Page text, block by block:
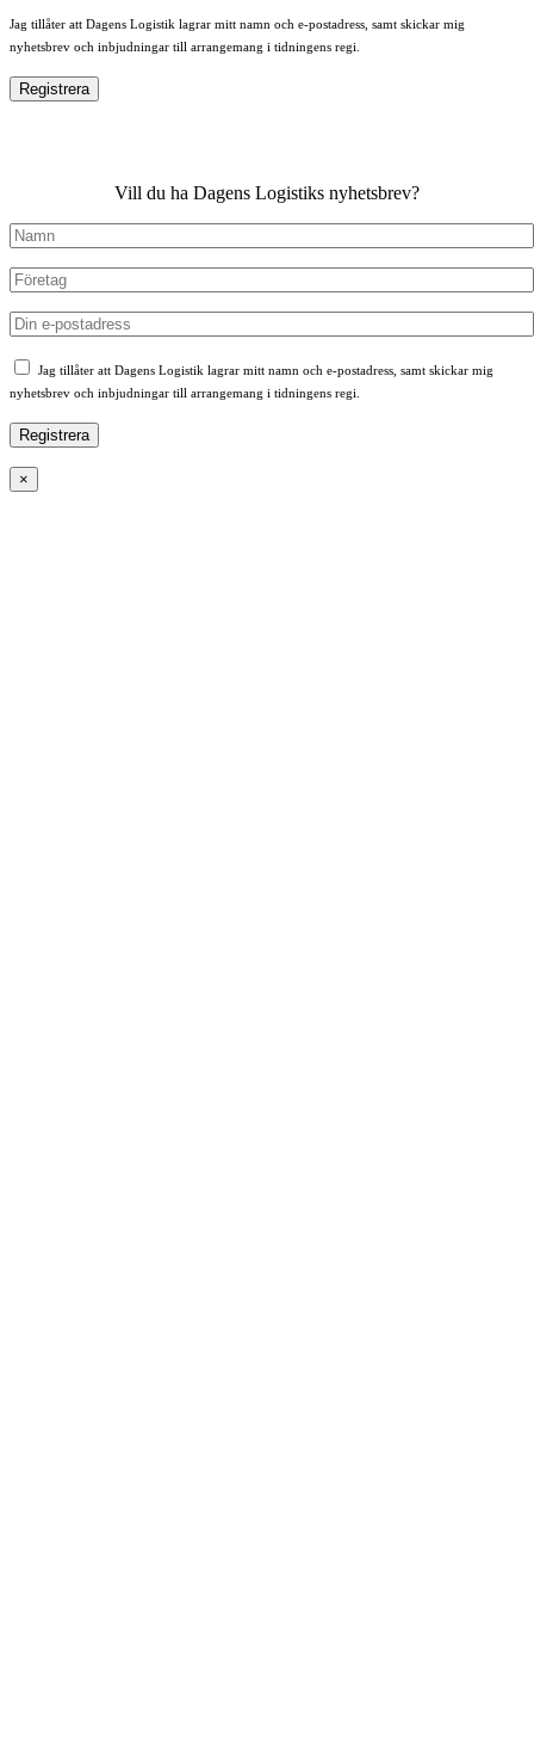
Jag tillåter att Dagens Logistik lagrar mitt namn och e-postadress, samt skickar mig
nyhetsbrev och inbjudningar till arrangemang i tidningens regi.
Vill du ha Dagens Logistiks nyhetsbrev?
Jag tillåter att Dagens Logistik lagrar mitt namn och e-postadress, samt skickar mig
nyhetsbrev och inbjudningar till arrangemang i tidningens regi.
×